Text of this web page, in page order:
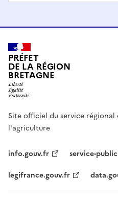
PRÉFET
DE LA RÉGION
BRETAGNE
Site officiel du service
l'agriculture
info.gouv.fr
service-
legifrance.gouv.fr